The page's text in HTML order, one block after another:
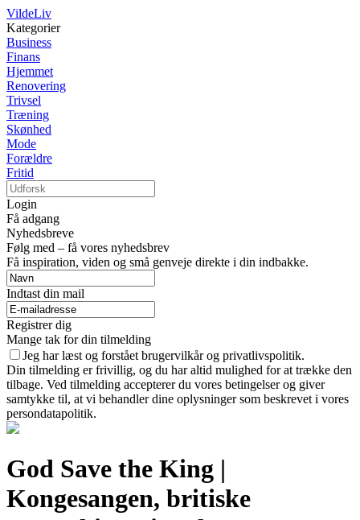
VildeLiv
Kategorier
Business
Finans
Hjemmet
Renovering
Trivsel
Træning
Skønhed
Mode
Forældre
Fritid
Login
Få adgang
Nyhedsbreve
Følg med – få vores nyhedsbrev
Få inspiration, viden og små genveje direkte i din indbakke.
Indtast din mail
Registrer dig
Mange tak for din tilmelding
Jeg har læst og forstået brugervilkår og privatlivspolitik.
Din tilmelding er frivillig, og du har altid mulighed for at trække den
tilbage. Ved tilmelding accepterer du vores betingelser og giver
samtykke til, at vi behandler dine oplysninger som beskrevet i vores
persondatapolitik.
God Save the King |
Kongesangen, britiske